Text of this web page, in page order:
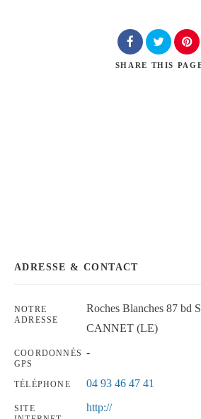
SHARE THIS
ADRESSE & CONTACT
NOTRE
ADRESSE
Roches Blanches 87 bd
CANNET (LE)
COORDONNÉS
GPS
-
TÉLÉPHONE 04 93 46 47 41
SITE
http://